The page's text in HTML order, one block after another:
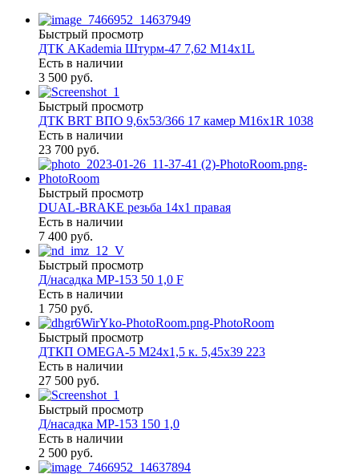
Быстрый просмотр
ДТК АКademia Штурм-47 7,62 М14х1L
Есть в наличии
3 500 руб.
Быстрый просмотр
ДТК BRT ВПО 9,6х53/366 17 камер М16х1R 1038
Есть в наличии
23 700 руб.
Быстрый просмотр
DUAL-BRAKE резьба 14х1 правая
Есть в наличии
7 400 руб.
Быстрый просмотр
Д/насадка МР-153 50 1,0 F
Есть в наличии
1 750 руб.
Быстрый просмотр
ДТКП OMEGA-5 М24х1,5 к. 5,45х39 223
Есть в наличии
27 500 руб.
Быстрый просмотр
Д/насадка МР-153 150 1,0
Есть в наличии
2 500 руб.